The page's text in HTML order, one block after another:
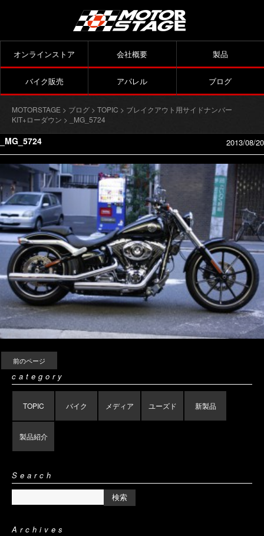
オンラインストア 会社概要 製品
バイク販売 アパレル ブログ
MOTORSTAGE > ブログ > TOPIC > ブレイクアウト用サイドナンバー
KIT+ローダウン > _MG_5724
_MG_5724 2013/08/20
前のページ
category
TOPIC バイク メディア ユーズド 新製品
製品紹介
Search
Archives